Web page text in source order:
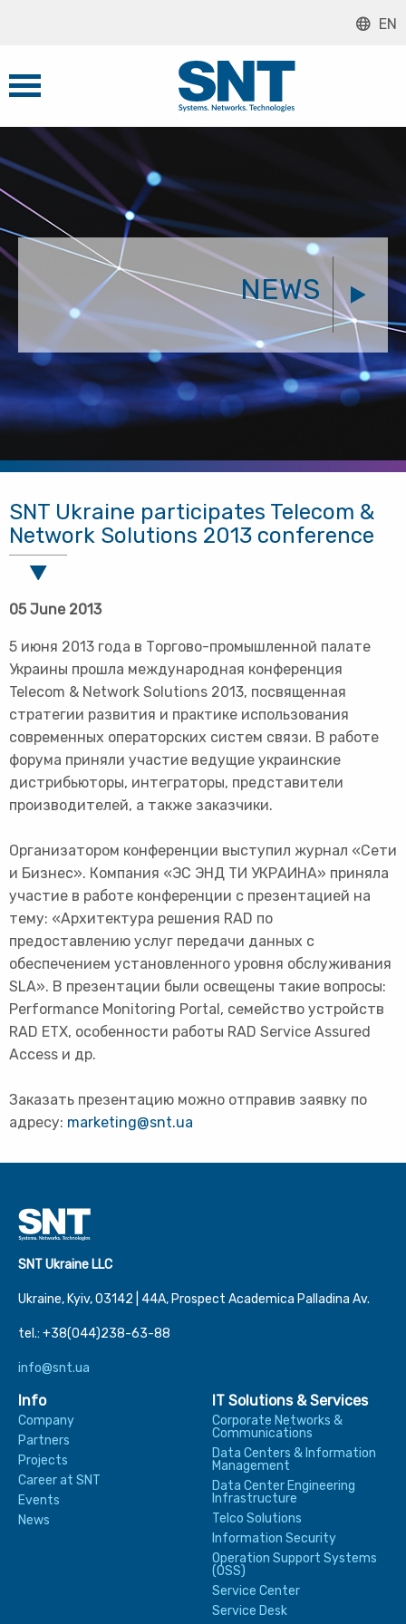
EN
NEWS
SNT Ukraine participates Telecom &
Network Solutions 2013 conference
05 June 2013
5 июня 2013 года в Торгово-промышленной палате
Украины прошла международная конференция
Telecom & Network Solutions 2013, посвященная
стратегии развития и практике использования
современных операторских систем связи. В работе
форума приняли участие ведущие украинские
дистрибьюторы, интеграторы, представители
производителей, а также заказчики.
Организатором конференции выступил журнал «Сети
и Бизнес». Компания «ЭС ЭНД ТИ УКРАИНА» приняла
участие в работе конференции с презентацией на
тему: «Архитектура решения RAD по
предоставлению услуг передачи данных с
обеспечением установленного уровня обслуживания
SLA». В презентации были освещены такие вопросы:
Performance Monitoring Portal, семейство устройств
RAD ETX, особенности работы RAD Service Assured
Access и др.
Заказать презентацию можно отправив заявку по
адресу: marketing@snt.ua
SNT Ukraine LLC
Ukraine, Kyiv, 03142 | 44А, Prospect Academica Palladina Av.
tel.: +38(044)238-63-88
info@snt.ua
Info
Company
Partners
Projects
Career at SNT
Events
News
IT Solutions & Services
Corporate Networks &
Communications
Data Centers & Information
Management
Data Center Engineering
Infrastructure
Telco Solutions
Information Security
Operation Support Systems
(OSS)
Service Center
Service Desk